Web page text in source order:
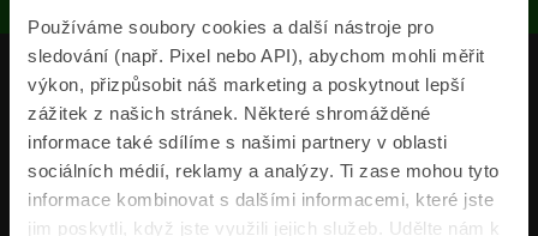
Používáme soubory cookies a další nástroje pro
sledování (např. Pixel nebo API), abychom mohli měřit
výkon, přizpůsobit náš marketing a poskytnout lepší
zážitek z našich stránek. Některé shromážděné
informace také sdílíme s našimi partnery v oblasti
sociálních médií, reklamy a analýzy. Ti zase mohou tyto
informace kombinovat s dalšími informacemi, které jste
jim poskytli, když jste využili jejich služeb. Udělte nám k
Produkty
Pojišťovny
Informace
ePojisteni.cz